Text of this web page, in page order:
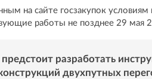
на сайте госзакупок
работы не позднее 29 мая
разработать
двухпутных